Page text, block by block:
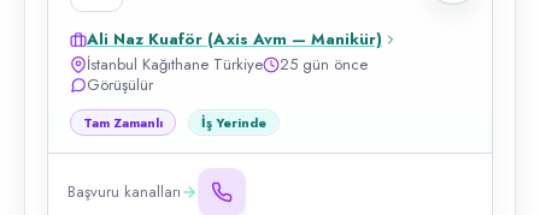
Ali Naz Kuaför (Axis Avm — Manikür)
İstanbul Kağıthane Türkiye
25 gün önce
Görüşülür
Tam Zamanlı İş Yerinde
Başvuru kanalları